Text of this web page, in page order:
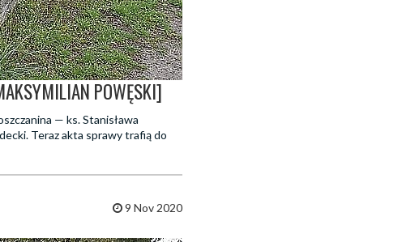
POWĘSKI]
— ks. Stanisława
Teraz akta sprawy trafią do
9 Nov 2020